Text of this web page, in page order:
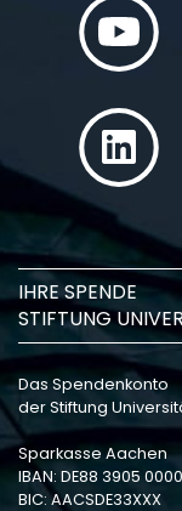
IHRE SPENDE
STIFTUNG
Das Spendenkonto
der Stiftung
Sparkasse Aachen
IBAN: DE88 3905
BIC: AACSDE33XXX